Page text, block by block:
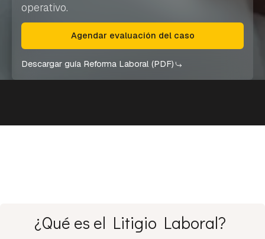
operativo.
Agendar evaluación del caso
Descargar guía Reforma Laboral (PDF)
¿Qué es el Litigio Laboral?